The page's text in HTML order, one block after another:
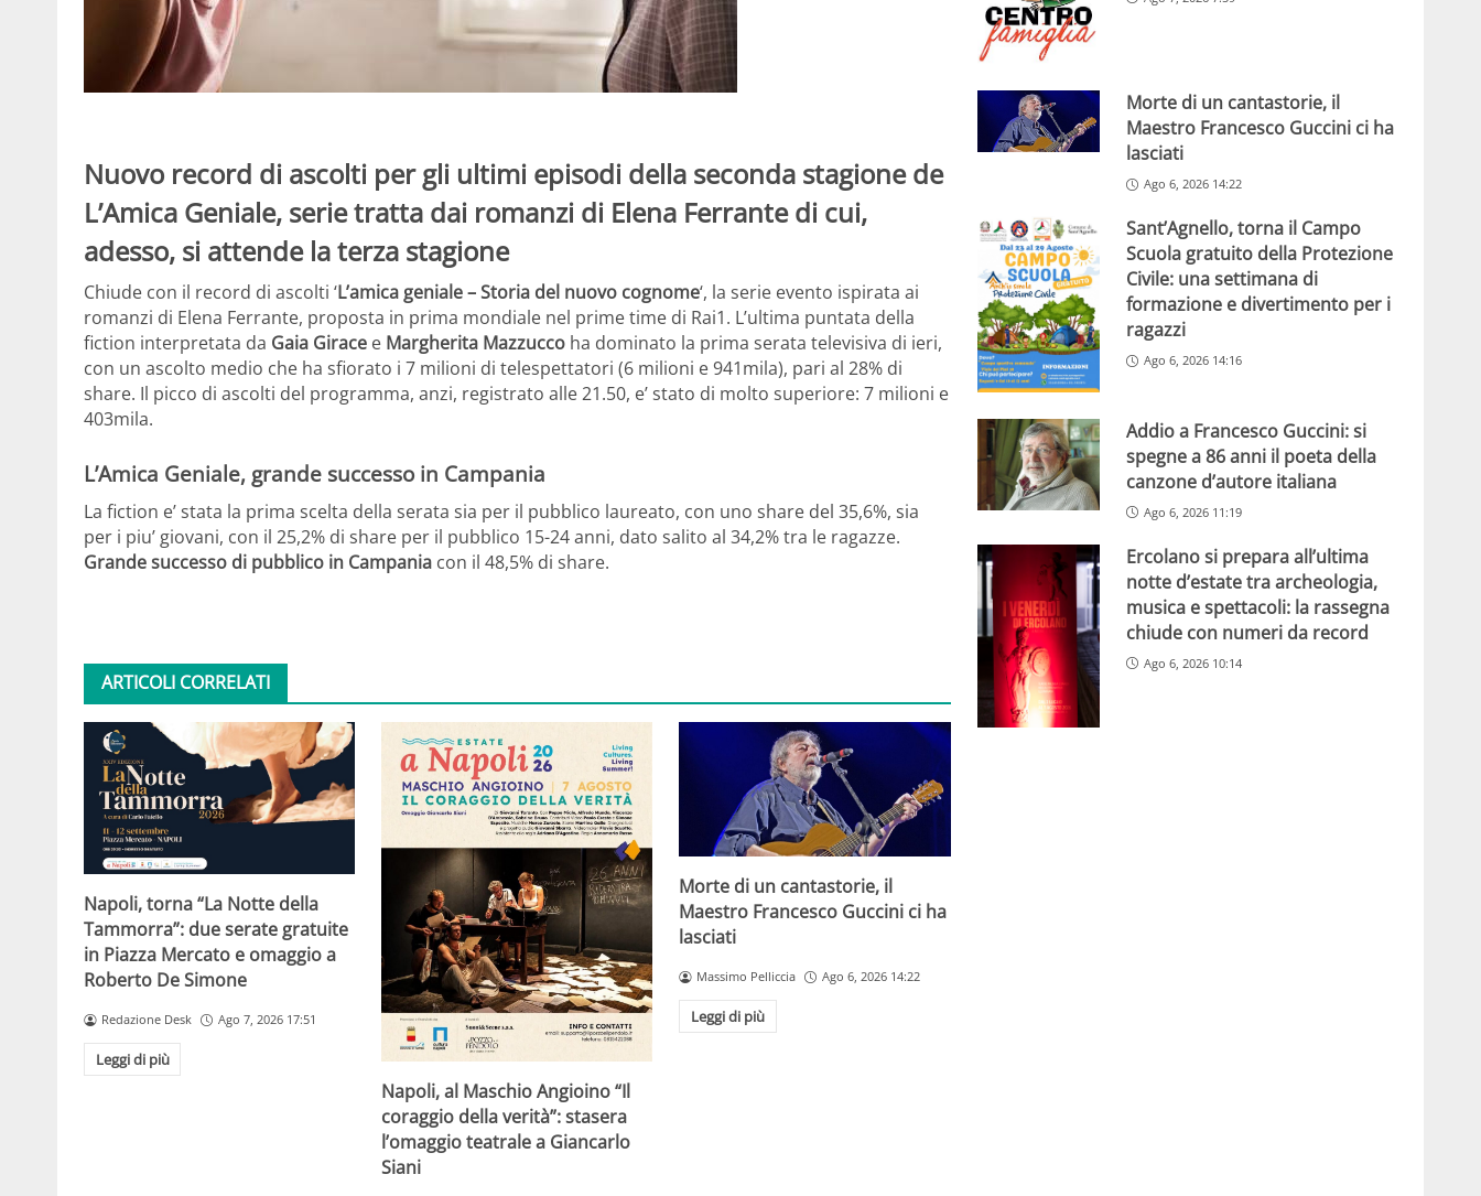
Nuovo record di ascolti per gli ultimi episodi della seconda stagione de
L’Amica Geniale, serie tratta dai romanzi di Elena Ferrante di cui,
adesso, si attende la terza stagione
Chiude con il record di ascolti ‘L’amica geniale – Storia del nuovo cognome‘, la serie evento ispirata ai
romanzi di Elena Ferrante, proposta in prima mondiale nel prime time di Rai1. L’ultima puntata della
fiction interpretata da Gaia Girace e Margherita Mazzucco ha dominato la prima serata televisiva di ieri,
con un ascolto medio che ha sfiorato i 7 milioni di telespettatori (6 milioni e 941mila), pari al 28% di
share. Il picco di ascolti del programma, anzi, registrato alle 21.50, e’ stato di molto superiore: 7 milioni e
403mila.
L’Amica Geniale, grande successo in Campania
La fiction e’ stata la prima scelta della serata sia per il pubblico laureato, con uno share del 35,6%, sia
per i piu’ giovani, con il 25,2% di share per il pubblico 15-24 anni, dato salito al 34,2% tra le ragazze.
Grande successo di pubblico in Campania con il 48,5% di share.
ARTICOLI CORRELATI
Napoli, torna “La Notte della
Tammorra”: due serate gratuite
in Piazza Mercato e omaggio a
Roberto De Simone
Redazione Desk Ago 7, 2026 17:51
Leggi di più
Napoli, al Maschio Angioino “Il
coraggio della verità”: stasera
l’omaggio teatrale a Giancarlo
Siani
Morte di un cantastorie, il
Maestro Francesco Guccini ci ha
lasciati
Massimo Pelliccia Ago 6, 2026 14:22
Leggi di più
Morte di un cantastorie, il
Maestro Francesco Guccini ci ha
lasciati
Ago 6, 2026 14:22
Sant’Agnello, torna il Campo
Scuola gratuito della Protezione
Civile: una settimana di
formazione e divertimento per i
ragazzi
Ago 6, 2026 14:16
Addio a Francesco Guccini: si
spegne a 86 anni il poeta della
canzone d’autore italiana
Ago 6, 2026 11:19
Ercolano si prepara all’ultima
notte d’estate tra archeologia,
musica e spettacoli: la rassegna
chiude con numeri da record
Ago 6, 2026 10:14